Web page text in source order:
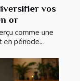
vos
or
comme une
période...